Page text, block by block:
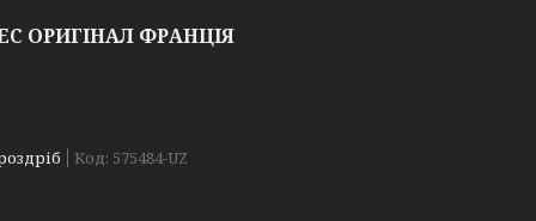
ОРИГІНАЛ ФРАНЦІЯ
Код: 575484-UZ